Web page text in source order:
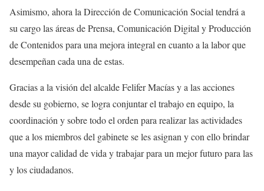
Asimismo, ahora la Dirección de Comunicación Social tendrá a
su cargo las áreas de Prensa, Comunicación Digital y Producción
de Contenidos para una mejora integral en cuanto a la labor que
desempeñan cada una de estas.
Gracias a la visión del alcalde Felifer Macías y a las acciones
desde su gobierno, se logra conjuntar el trabajo en equipo, la
coordinación y sobre todo el orden para realizar las actividades
que a los miembros del gabinete se les asignan y con ello brindar
una mayor calidad de vida y trabajar para un mejor futuro para las
y los ciudadanos.